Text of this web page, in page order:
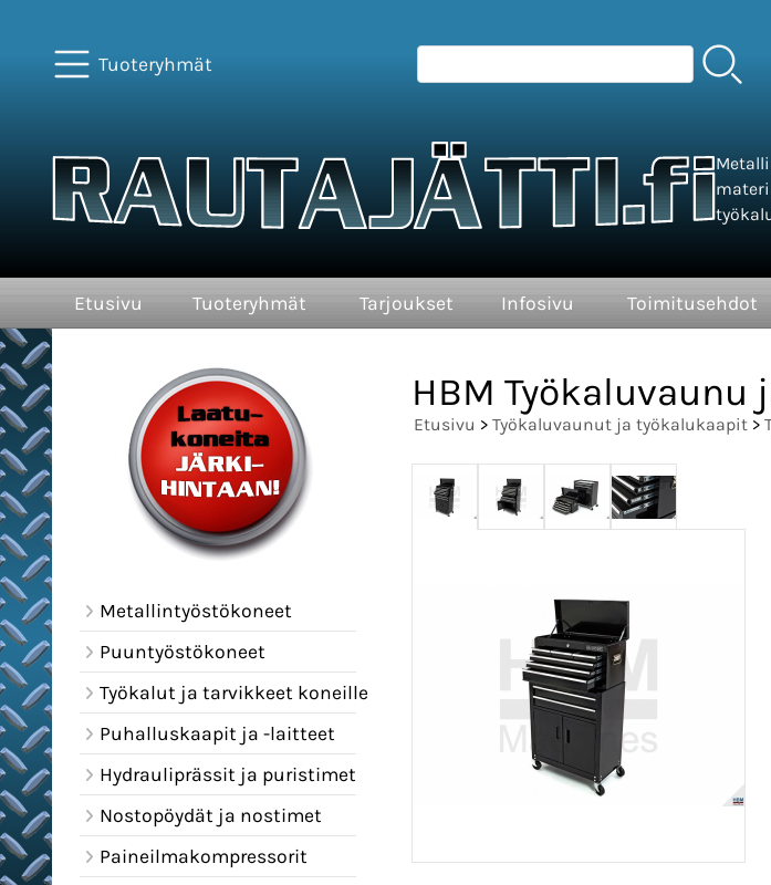
Tuoteryhmät
Etusivu Tuoteryhmät Tarjoukset Infosivu Toimitusehdot
Metallintyöstökoneet
Puuntyöstökoneet
Työkalut ja tarvikkeet koneille
Puhalluskaapit ja -laitteet
Hydrauliprässit ja puristimet
Nostopöydät ja nostimet
Paineilmakompressorit
HBM Työkaluvaunu
Etusivu > Työkaluvaunut ja työkalukaapit >